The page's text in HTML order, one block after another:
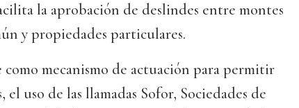
la aprobación de deslindes entre montes
y propiedades particulares.
mecanismo de actuación para permitir
uso de las llamadas Sofor, Sociedades de